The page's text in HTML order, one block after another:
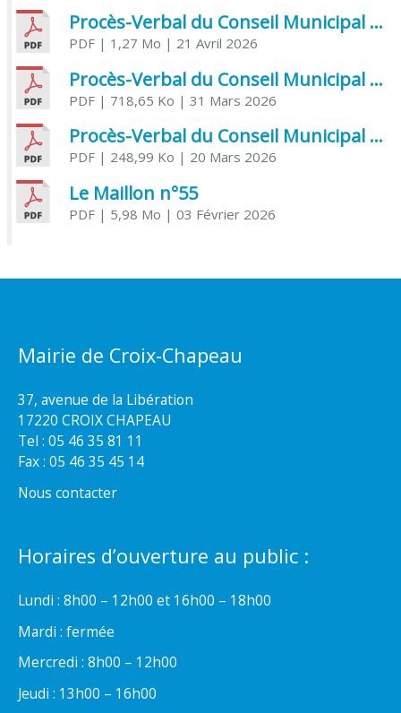
Procès-Verbal du Conseil Municipal du 21 avril 2026
PDF| 1,27 Mo | 21 Avril 2026
Procès-Verbal du Conseil Municipal du 31 mars 2026
PDF| 718,65 Ko | 31 Mars 2026
Procès-Verbal du Conseil Municipal du 20 mars 2026
PDF| 248,99 Ko | 20 Mars 2026
Le Maillon n°55
PDF| 5,98 Mo | 03 Février 2026
Mairie de Croix-Chapeau
37, avenue de la Libération
17220 CROIX CHAPEAU
Tel : 05 46 35 81 11
Fax : 05 46 35 45 14
Nous contacter
Horaires d’ouverture au public :
Lundi : 8h00 – 12h00 et 16h00 – 18h00
Mardi : fermée
Mercredi : 8h00 – 12h00
Jeudi : 13h00 – 16h00